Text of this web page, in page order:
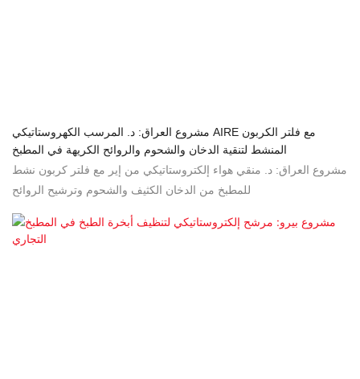
مشروع العراق: د. المرسب الكهروستاتيكي AIRE مع فلتر الكربون
المنشط لتنقية الدخان والشحوم والروائح الكريهة في المطبخ
مشروع العراق: د. منقي هواء إلكتروستاتيكي من إير مع فلتر كربون نشط
للمطبخ من الدخان الكثيف والشحوم وترشيح الروائح